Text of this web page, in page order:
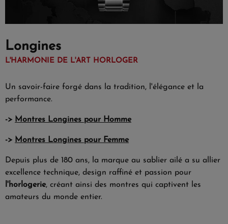
Longines
L'HARMONIE DE L'ART HORLOGER
Un savoir-faire forgé dans la tradition, l'élégance et la
performance.
-> Montres Longines pour Homme
-> Montres Longines pour Femme
Depuis plus de 180 ans, la marque au sablier ailé a su allier
excellence technique, design raffiné et passion pour
l'horlogerie, créant ainsi des montres qui captivent les
amateurs du monde entier.